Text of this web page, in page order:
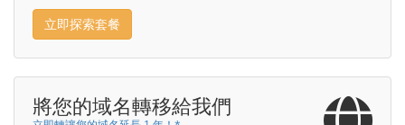
立即探索套餐
將您的域名轉移給我們